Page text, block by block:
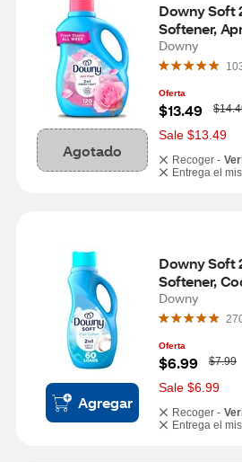
Agotado
Downy Soft
Softener,
Loads, 88 fl oz
Downy
Oferta
$13.49
W
a
s
Sale $13.49
Recoger -
Entrega el
Agregar
Downy Soft
Softener,
oz
Downy
Oferta
$6.99
W
a
s
$7.99
Sale $6.99
Recoger -
Entrega el